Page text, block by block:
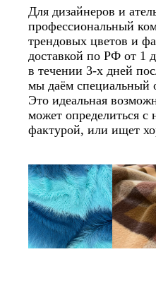
Для дизайнеров и
профессиональный
трендовых цветов и
доставкой по РФ от 1
в течении 3-х дней
мы даём специальный
Это идеальная
может определиться
фактурой, или ищет